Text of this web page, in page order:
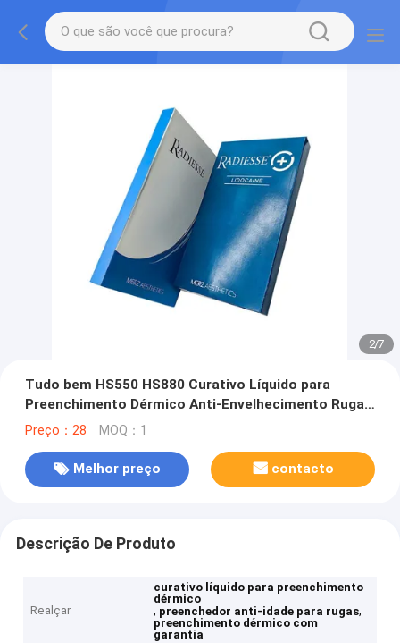
2/7
Tudo bem HS550 HS880 Curativo Líquido para
Preenchimento Dérmico Anti-Envelhecimento Rugas
Preenchimento -C
Preço：28 MOQ：1
Melhor preço contacto
Descrição De Produto
Realçar
curativo líquido para preenchimento
dérmico
, preenchedor anti-idade para rugas,
preenchimento dérmico com
garantia